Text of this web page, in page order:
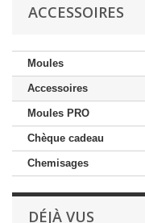
ACCESSOIRES
Moules
Accessoires
Moules PRO
Chèque cadeau
Chemisages
DÉJÀ VUS